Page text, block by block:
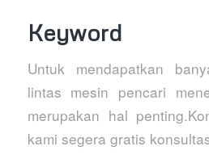
Keyword
Untuk mendapatkan
lintas mesin pencari
merupakan hal
kami segera gratis